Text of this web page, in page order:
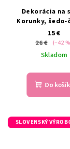
Dekorácia na
Korunky, šedo-
ružové
15 €
26 € (–42
Skladom
Do
SLOVENSKÝ